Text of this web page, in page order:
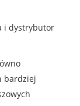
i dystrybutor
bardziej